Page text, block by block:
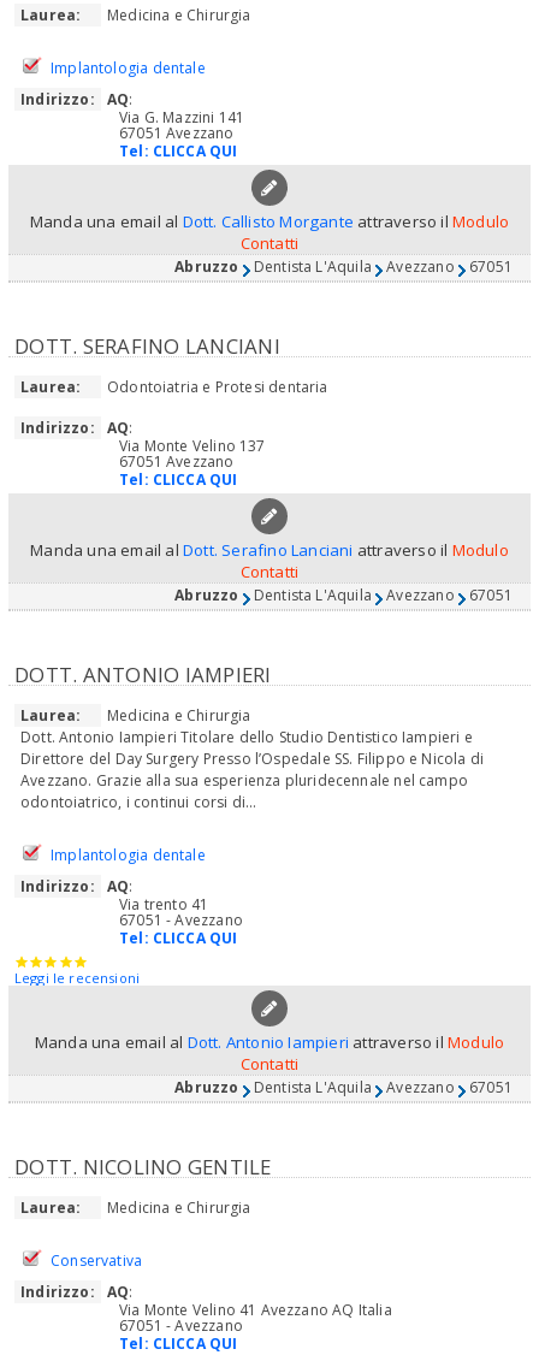
Laurea: Medicina e Chirurgia
Implantologia dentale
Indirizzo:
AQ:
Via G. Mazzini 141
67051 Avezzano
Tel: CLICCA QUI
Manda una email al Dott. Callisto Morgante attraverso ilModulo
Contatti
Abruzzo Dentista L'Aquila Avezzano 67051
DOTT. SERAFINO LANCIANI
Laurea:
Odontoiatria e Protesi dentaria
Indirizzo:
AQ:
Via Monte Velino 137
67051 Avezzano
Tel: CLICCA QUI
Manda una email al Dott. Serafino Lanciani attraverso il Modulo
Contatti
Abruzzo Dentista L'Aquila Avezzano 67051
DOTT. ANTONIO IAMPIERI
Laurea:
Medicina e Chirurgia
Dott. Antonio Iampieri Titolare dello Studio Dentistico Iampieri e
Direttore del Day Surgery Presso l’Ospedale SS. Filippo e Nicola di
Avezzano. Grazie alla sua esperienza pluridecennale nel campo
odontoiatrico, i continui corsi di...
Implantologia dentale
Indirizzo:
AQ:
Via trento 41
67051 - Avezzano
Tel: CLICCA QUI
Leggi le recensioni
Manda una email al Dott. Antonio Iampieri attraverso il Modulo
Contatti
Abruzzo Dentista L'Aquila Avezzano 67051
DOTT. NICOLINO GENTILE
Laurea: Medicina e Chirurgia
Conservativa
Indirizzo:
AQ:
Via Monte Velino 41 Avezzano AQ Italia
67051 - Avezzano
Tel: CLICCA QUI